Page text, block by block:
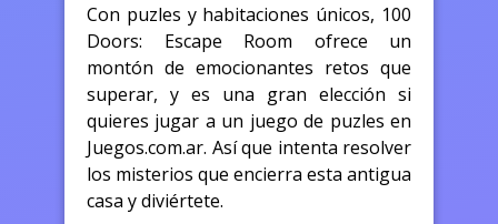
Con puzles y habitaciones únicos, 100
Doors: Escape Room ofrece un
montón de emocionantes retos que
superar, y es una gran elección si
quieres jugar a un juego de puzles en
Juegos.com.ar. Así que intenta resolver
los misterios que encierra esta antigua
casa y diviértete.